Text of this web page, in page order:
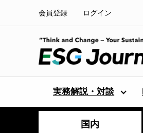
会員登録 ログイン
実務解説・対談
国内